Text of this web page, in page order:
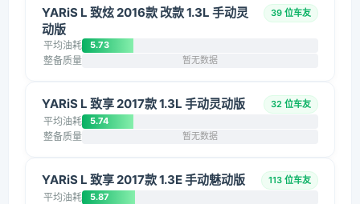
YARiS L 致炫 2016款 改款 1.3L 手动灵
动版
39 位车友
平均油耗 5.73
整备质量 暂无数据
YARiS L 致享 2017款 1.3L 手动灵动版 32 位车友
平均油耗 5.74
整备质量 暂无数据
YARiS L 致享 2017款 1.3E 手动魅动版 113 位车友
平均油耗 5.87